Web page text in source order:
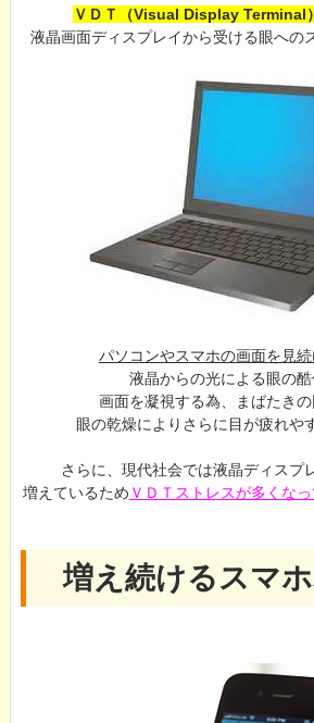
ＶＤＴ（Visual Display Terminal
液晶画面ディスプレイから受ける眼への
パソコンやスマホの画面を見続
液晶からの光による眼の酷
画面を凝視する為、まばたきの
眼の乾燥によりさらに目が疲れや
さらに、現代社会では液晶ディスプ
増えているため ＶＤＴストレスが多くな
増え続けるスマホ